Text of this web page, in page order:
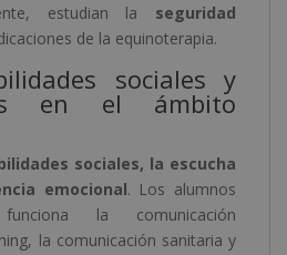
estudian la seguridad
de la equinoterapia.
sociales y
en el ámbito
sociales, la escucha
emocional. Los alumnos
la comunicación
la comunicación sanitaria y